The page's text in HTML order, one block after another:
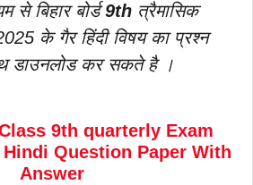
से बिहार बोर्ड9th त्रैमासिक
के गैर हिंदी विषय का प्रश्न
डाउनलोड कर सकते है ।
9th quarterly Exam
Hindi Question Paper With
Answer